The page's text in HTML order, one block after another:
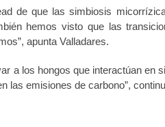
de que las simbiosis
hemos visto que las
apunta Valladares.
a los hongos que interactúan
las emisiones de carbono”,